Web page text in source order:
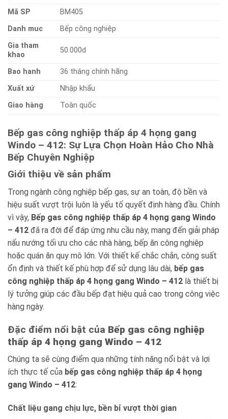
Mã SP
BM405
Danh muc
Bếp công nghiệp
Gia tham
khao
50.000d
Bao hanh
36 tháng chính hãng
Xuất xứ
Nhập khẩu
Giao hàng
Toàn quốc
Bếp gas công nghiệp thấp áp 4 họng gang
Windo – 412: Sự Lựa Chọn Hoàn Hảo Cho Nhà
Bếp Chuyên Nghiệp
Giới thiệu về sản phẩm
Trong ngành công nghiệp bếp gas, sự an toàn, độ bền và
hiệu suất vượt trội luôn là yếu tố quyết định hàng đầu. Chính
vì vậy, Bếp gas công nghiệp thấp áp 4 họng gang Windo
– 412 đã ra đời để đáp ứng nhu cầu này, mang đến giải pháp
nấu nướng tối ưu cho các nhà hàng, bếp ăn công nghiệp
hoặc quán ăn quy mô lớn. Với thiết kế chắc chắn, công suất
ổn định và thiết kế phù hợp để sử dụng lâu dài, bếp gas
công nghiệp thấp áp 4 họng gang Windo – 412 là thiết bị
lý tưởng giúp các đầu bếp đạt hiệu quả cao trong công việc
hàng ngày.
Đặc điểm nổi bật của Bếp gas công nghiệp
thấp áp 4 họng gang Windo – 412
Chúng ta sẽ cùng điểm qua những tính năng nổi bật và lợi
ích thực tế của bếp gas công nghiệp thấp áp 4 họng
gang Windo – 412:
Chất liệu gang chịu lực, bền bỉ vượt thời gian